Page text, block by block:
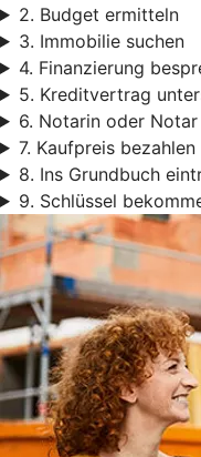
2. Budget ermitteln
3. Immobilie suchen
4. Finanzierung
5. Kreditvertrag
6. Notarin oder
7. Kaufpreis bezahlen
8. Ins Grundbuch
9. Schlüssel